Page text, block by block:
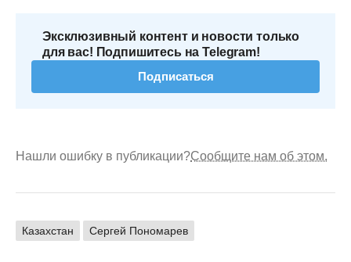
Эксклюзивный контент и новости только
для вас! Подпишитесь на Telegram!
Подписаться
Нашли ошибку в публикации?Сообщите нам об этом.
Казахстан Сергей Пономарев